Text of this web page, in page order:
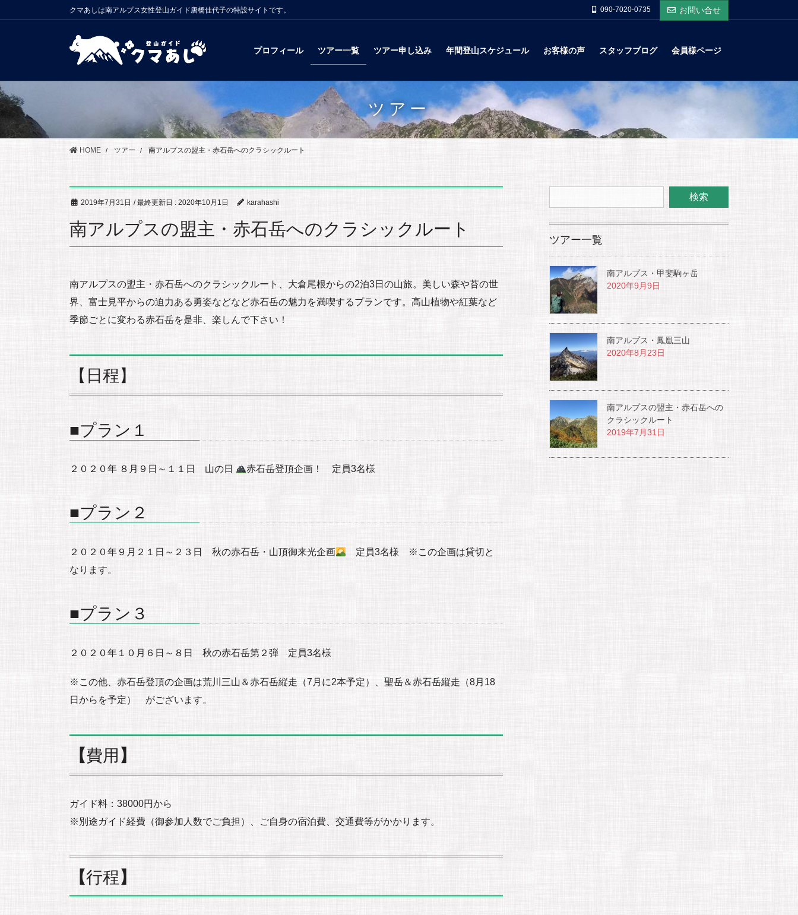
ン
移
動
ビ
ン
に
動
クマあしは南アルプス女性登山ガイド唐橋佳代子の特設サイトです。 090-7020-0735 お問い合せ
プロフィール ツアー一覧 ツアー申し込み 年間登山スケジュール お客様の声 スタッフブログ 会員様ページ
ツアー
HOME ツアー 南アルプスの盟主・赤石岳へのクラシックルート
2019年7月31日 / 最終更新日 : 2020年10月1日 karahashi
南アルプスの盟主・赤石岳へのクラシックルート
南アルプスの盟主・赤石岳へのクラシックルート、大倉尾根からの2泊3日の山旅。美しい森や苔の世
界、富士見平からの迫力ある勇姿などなど赤石岳の魅力を満喫するプランです。高山植物や紅葉など
季節ごとに変わる赤石岳を是非、楽しんで下さい！
【日程】
■プラン１
２０２０年 ８月９日～１１日 山の日 赤石岳登頂企画！ 定員3名様
■プラン２
２０２０年９月２１日～２３日 秋の赤石岳・山頂御来光企画
定員3名様 ※この企画は貸切と
なります。
■プラン３
２０２０年１０月６日～８日 秋の赤石岳第２弾 定員3名様
※この他、赤石岳登頂の企画は荒川三山＆赤石岳縦走（7月に2本予定）、聖岳＆赤石岳縦走（8月18
日からを予定） がございます。
【費用 】
ガイド料：38000円から
※別途ガイド経費（御参加人数でご負担）、ご自身の宿泊費、交通費等がかかります。
【行程 】
ツアー一覧
南アルプス・甲斐駒ヶ岳
2020年9月9日
南アルプス・鳳凰三山
2020年8月23日
南アルプスの盟主・赤石岳への
クラシックルート
2019年7月31日